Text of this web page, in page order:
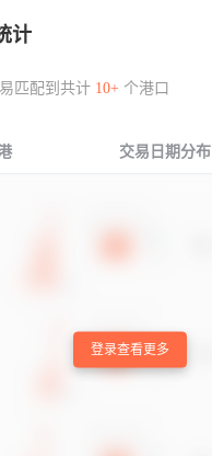
计
匹配到共计 10+个港口
交易日期分布
登录查看更多